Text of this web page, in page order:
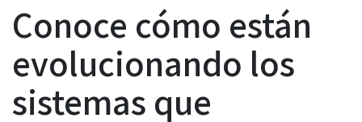
Conoce cómo están
evolucionando los
sistemas que